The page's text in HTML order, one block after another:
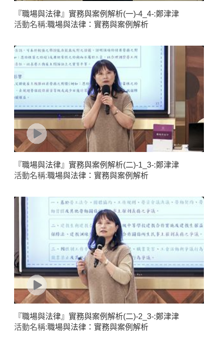
『職場與法律』實務與案例解析(一)-4_4-:鄭津津
活動名稱:職場與法律：實務與案例解析
『職場與法律』實務與案例解析(二)-1_3-:鄭津津
活動名稱:職場與法律：實務與案例解析
『職場與法律』實務與案例解析(二)-2_3-:鄭津津
活動名稱:職場與法律：實務與案例解析